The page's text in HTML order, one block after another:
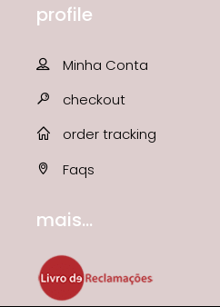
profile
Minha Conta
checkout
order tracking
Faqs
mais...